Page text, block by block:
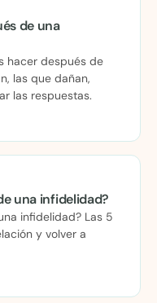
de una
hacer después de
las que dañan,
las respuestas.
una infidelidad?
infidelidad? Las 5
y volver a